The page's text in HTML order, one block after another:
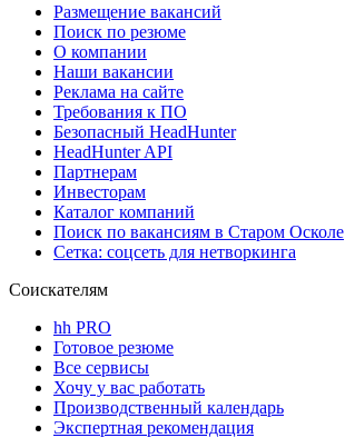
Размещение вакансий
Поиск по резюме
О компании
Наши вакансии
Реклама на сайте
Требования к ПО
Безопасный HeadHunter
HeadHunter API
Партнерам
Инвесторам
Каталог компаний
Поиск по вакансиям в Старом Осколе
Сетка: соцсеть для нетворкинга
Соискателям
hh PRO
Готовое резюме
Все сервисы
Хочу у вас работать
Производственный календарь
Экспертная рекомендация